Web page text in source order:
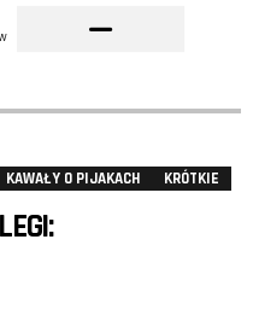
KAWAŁY O PIJAKACH KRÓTKIE